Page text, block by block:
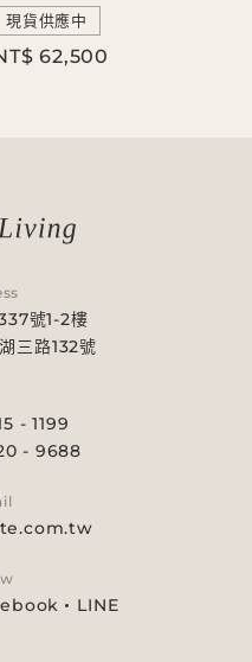
現貨供應中
62,500
號1-2樓
三路132號
- 1199
- 9688
LINE